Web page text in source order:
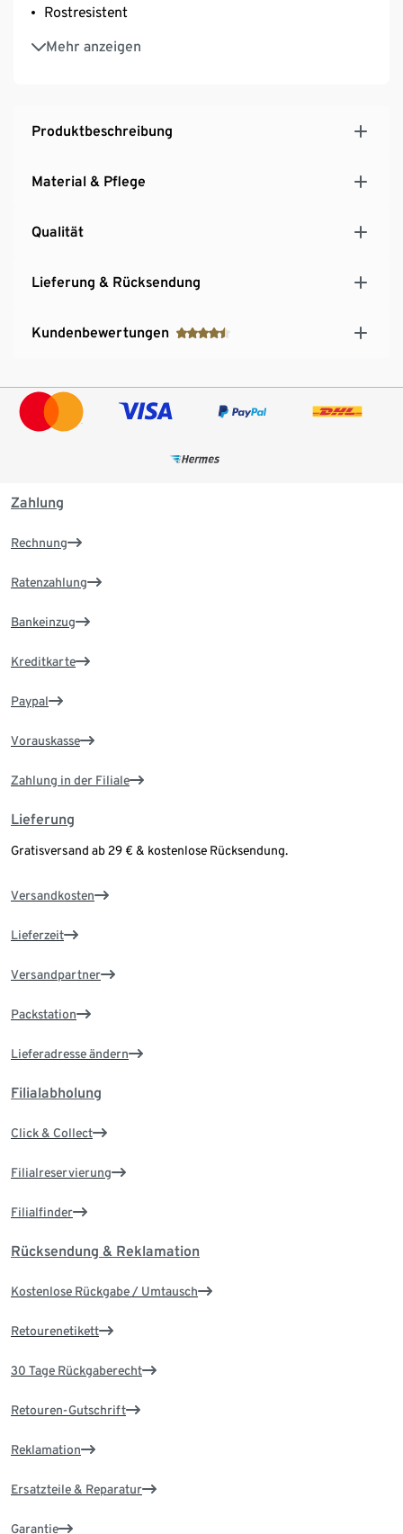
Rostresistent
Mehr anzeigen
Duschgel, Shampoo, Schwamm und Seife immer
griffbereit aufbewahrt
Produktbeschreibung
Material & Pflege
Qualität
Lieferung & Rücksendung
Kundenbewertungen
Zahlung
Rechnung
Ratenzahlung
Bankeinzug
Kreditkarte
Paypal
Vorauskasse
Zahlung in der Filiale
Lieferung
Gratisversand ab 29 € & kostenlose Rücksendung.
Versandkosten
Lieferzeit
Versandpartner
Packstation
Lieferadresse ändern
Filialabholung
Click & Collect
Filialreservierung
Filialfinder
Rücksendung & Reklamation
Kostenlose Rückgabe / Umtausch
Retourenetikett
30 Tage Rückgaberecht
Retouren-Gutschrift
Reklamation
Ersatzteile & Reparatur
Garantie